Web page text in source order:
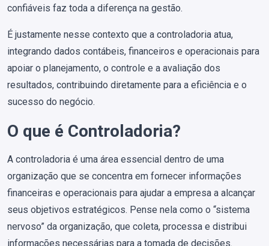
confiáveis faz toda a diferença na gestão.
É justamente nesse contexto que a controladoria atua,
integrando dados contábeis, financeiros e operacionais para
apoiar o planejamento, o controle e a avaliação dos
resultados, contribuindo diretamente para a eficiência e o
sucesso do negócio.
O que é Controladoria?
A controladoria é uma área essencial dentro de uma
organização que se concentra em fornecer informações
financeiras e operacionais para ajudar a empresa a alcançar
seus objetivos estratégicos. Pense nela como o “sistema
nervoso” da organização, que coleta, processa e distribui
informações necessárias para a tomada de decisões.